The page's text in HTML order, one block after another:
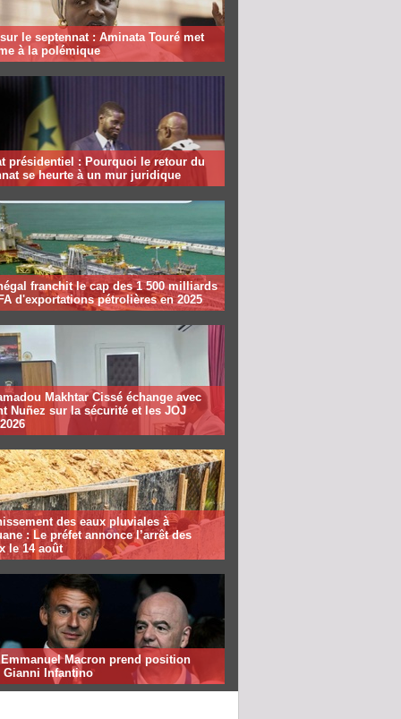
le septennat : Aminata Touré met
à la polémique
présidentiel : Pourquoi le retour du
se heurte à un mur juridique
franchit le cap des 1 500 milliards
d'exportations pétrolières en 2025
Makhtar Cissé échange avec
Nuñez sur la sécurité et les JOJ
des eaux pluviales à
: Le préfet annonce l’arrêt des
le 14 août
Emmanuel Macron prend position
Gianni Infantino